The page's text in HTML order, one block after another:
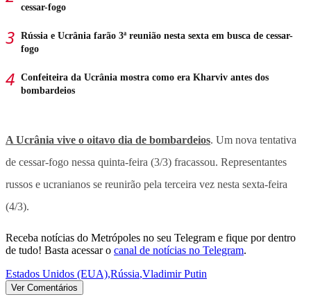
cessar-fogo
Rússia e Ucrânia farão 3ª reunião nesta sexta em busca de cessar-
fogo
Confeiteira da Ucrânia mostra como era Kharviv antes dos
bombardeios
A Ucrânia vive o oitavo dia de bombardeios. Um nova tentativa
de cessar-fogo nessa quinta-feira (3/3) fracassou. Representantes
russos e ucranianos se reunirão pela terceira vez nesta sexta-feira
(4/3).
Receba notícias do Metrópoles no seu Telegram e fique por dentro
de tudo! Basta acessar o canal de notícias no Telegram.
Estados Unidos (EUA),Rússia,Vladimir Putin
Ver Comentários